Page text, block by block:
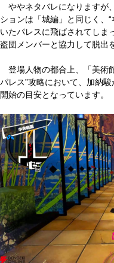
ややネタバレになりますが
ションは「城編」と同じく、
いたパレスに飛ばされてしま
盗団メンバーと協力して脱出
登場人物の都合上、「美術
パレス”攻略において、加納
開始の目安となっています。